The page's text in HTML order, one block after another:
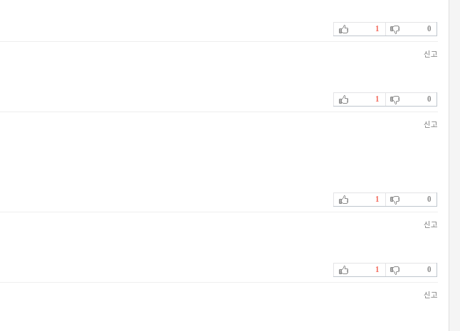
1 0
신고
1 0
신고
1 0
신고
1 0
신고